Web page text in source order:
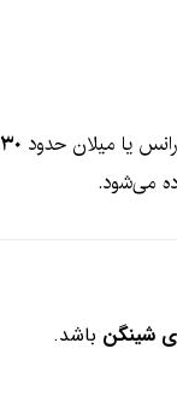
یا میلان حدود ۳۰ تا ۸۰ یورو
می‌شود.
شینگن باشد.